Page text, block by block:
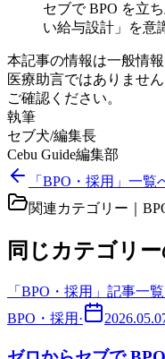
セブで BPO を立
い給与設計」を意
本記事の情報は一般情
医療助言ではありませ
ご確認ください。
執筆
セブ犬/編集長
Cebu Guide編集部
「BPO・採用」一覧
関連カテゴリー｜
同じカテゴリ
「 BPO・採用 」記事一
BPO・採用 ·